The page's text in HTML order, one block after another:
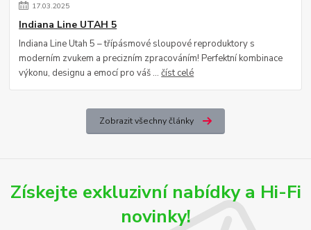
17.03.2025
Indiana Line UTAH 5
Indiana Line Utah 5 – třípásmové sloupové reproduktory s
moderním zvukem a precizním zpracováním! Perfektní kombinace
výkonu, designu a emocí pro váš ...číst celé
Zobrazit všechny články
Získejte exkluzivní nabídky a Hi-Fi
novinky!